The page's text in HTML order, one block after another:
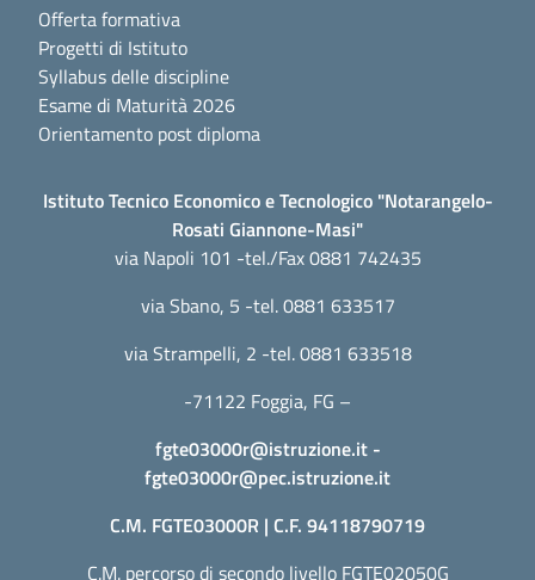
Offerta formativa
Progetti di Istituto
Syllabus delle discipline
Esame di Maturità 2026
Orientamento post diploma
Istituto Tecnico Economico e Tecnologico "Notarangelo-
Rosati Giannone-Masi"
via Napoli 101 -tel./Fax 0881 742435
via Sbano, 5 -tel. 0881 633517
via Strampelli, 2 -tel. 0881 633518
-71122 Foggia, FG –
fgte03000r@istruzione.it-
fgte03000r@pec.istruzione.it
C.M. FGTE03000R | C.F. 94118790719
C.M. percorso di secondo livello FGTE02050G